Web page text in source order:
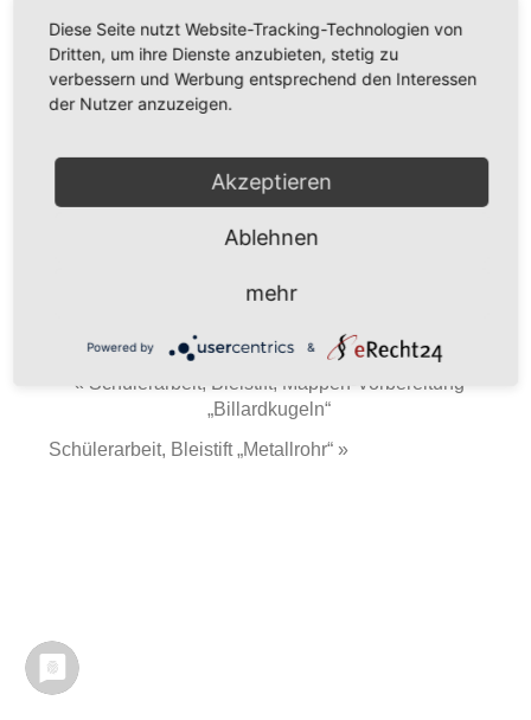
Anfängliche Studien zur zur Haptik der Rinde.
« Schülerarbeit, Bleistift, Mappen-Vorbereitung
„Billardkugeln“
Schülerarbeit, Bleistift „Metallrohr“ »
Diese Seite nutzt Website-Tracking-Technologien von
Dritten, um ihre Dienste anzubieten, stetig zu
verbessern und Werbung entsprechend den Interessen
der Nutzer anzuzeigen.
Akzeptieren
Ablehnen
mehr
Powered by &